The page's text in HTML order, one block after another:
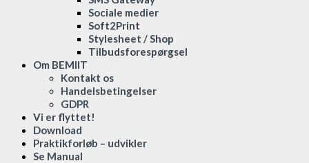
Sociale medier
Soft2Print
Stylesheet / Shop
Tilbudsforespørgsel
Om BEMIIT
Kontakt os
Handelsbetingelser
GDPR
Vi er flyttet!
Download
Praktikforløb – udvikler
Se Manual